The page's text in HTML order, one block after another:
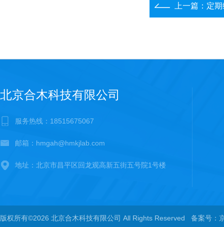
上一篇： 定
北京合木科技有限公司
服务热线：18515675067
邮箱：hmgah@hmkjlab.com
地址：北京市昌平区回龙观高新五街五号院1号楼
版权所有©2026 北京合木科技有限公司 All Rights Reserved 备案号：